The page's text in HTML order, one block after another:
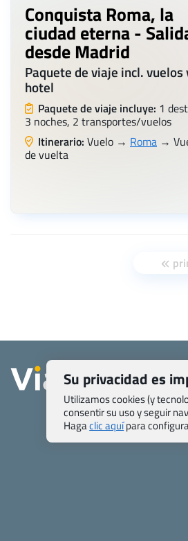
Conquista Roma, la
ciudad eterna -
desde Madrid
Paquete de viaje incl. vuelos
hotel
Paquete de viaje incluye: 1
3 noches, 2 transportes/vuelos
Itinerario: Vuelo → Roma →
de vuelta
Su privacidad es
Utilizamos cookies (y
consentir su uso y seguir
Hagaclic aquípara